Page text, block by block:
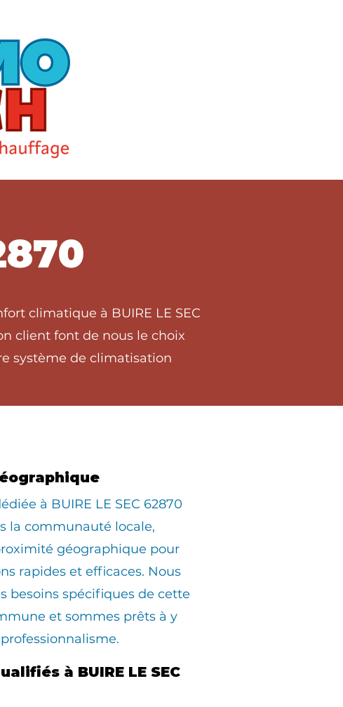
climatique à BUIRE LE SEC
client font de nous le choix
système de climatisation
à BUIRE LE SEC 62870
la communauté locale,
géographique pour
rapides et efficaces. Nous
besoins spécifiques de cette
et sommes prêts à y
à BUIRE LE SEC